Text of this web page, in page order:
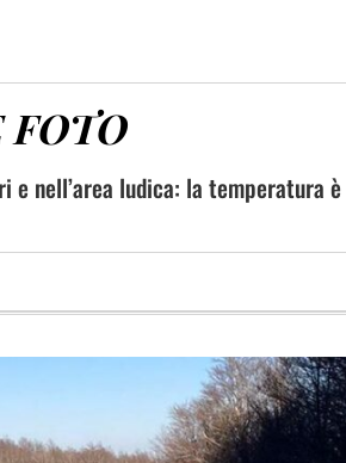
FOTO
e nell’area ludica: la temperatura è